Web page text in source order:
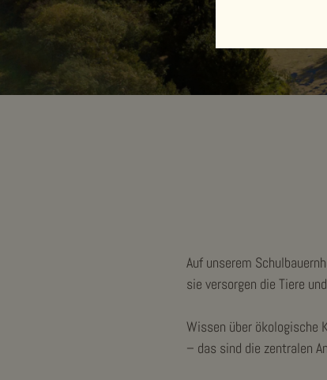
Auf unserem
sie versorgen die Tiere
Wissen über ökologische
– das sind die zentralen